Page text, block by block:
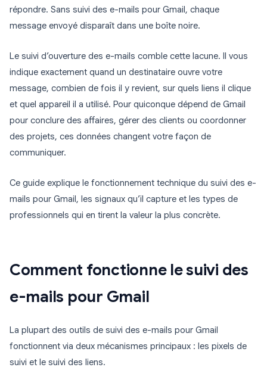
répondre. Sans suivi des e-mails pour Gmail, chaque
message envoyé disparaît dans une boîte noire.
Le suivi d’ouverture des e-mails comble cette lacune. Il vous
indique exactement quand un destinataire ouvre votre
message, combien de fois il y revient, sur quels liens il clique
et quel appareil il a utilisé. Pour quiconque dépend de Gmail
pour conclure des affaires, gérer des clients ou coordonner
des projets, ces données changent votre façon de
communiquer.
Ce guide explique le fonctionnement technique du suivi des e-
mails pour Gmail, les signaux qu’il capture et les types de
professionnels qui en tirent la valeur la plus concrète.
Comment fonctionne le suivi des
e-mails pour Gmail
La plupart des outils de suivi des e-mails pour Gmail
fonctionnent via deux mécanismes principaux : les pixels de
suivi et le suivi des liens.